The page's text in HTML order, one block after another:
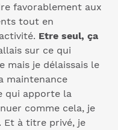
favorablement aux
tout en
Etre seul, ça
sur ce qui
je délaissais le
maintenance
qui apporte la
comme cela, je
Et à titre privé, je